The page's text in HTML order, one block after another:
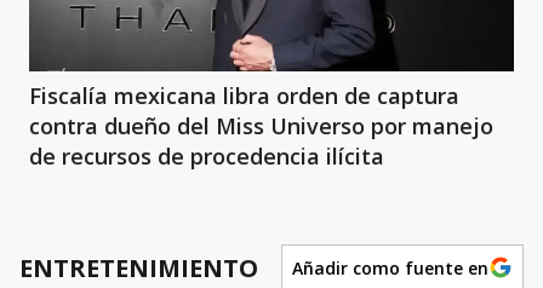
Fiscalía mexicana libra orden de captura
contra dueño del Miss Universo por manejo
de recursos de procedencia ilícita
ENTRETENIMIENTO Añadir como fuente en